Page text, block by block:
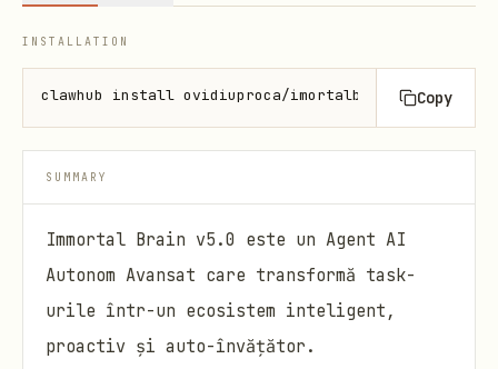
INSTALLATION
clawhub install ovidiuproca/imortalbrain Copy
SUMMARY
Immortal Brain v5.0 este un Agent AI
Autonom Avansat care transformă task-
urile într-un ecosistem inteligent,
proactiv și auto-învățător.